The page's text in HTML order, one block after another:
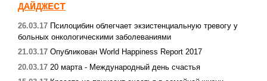
ДАЙДЖЕСТ
26.03.17 Псилоцибин облегчает экзистенциальную тревогу у
больных онкологическими заболеваниями
21.03.17 Опубликован World Happiness Report 2017
20.03.17 20 марта - Международный день счастья